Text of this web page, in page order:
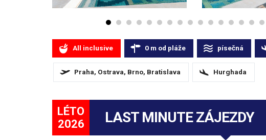
All inclusive 0 m od pláže písečná
Praha, Ostrava, Brno, Bratislava Hurghada
LÉTO
2026
LAST MINUTE ZÁJEZDY